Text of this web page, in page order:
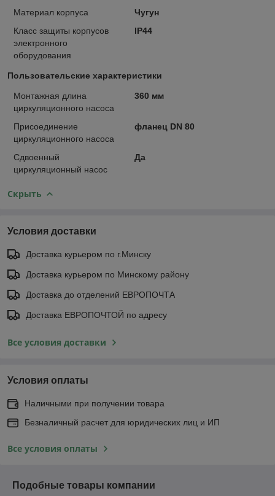
Материал корпуса
Чугун
Класс защиты корпусов
электронного
оборудования
IP44
Пользовательские характеристики
Монтажная длина
циркуляционного насоса
360 мм
Присоединение
циркуляционного насоса
фланец DN 80
Сдвоенный
циркуляционный насос
Да
Скрыть
Условия доставки
Доставка курьером по г.Минску
Доставка курьером по Минскому району
Доставка до отделений ЕВРОПОЧТА
Доставка ЕВРОПОЧТОЙ по адресу
Все условия доставки
Условия оплаты
Наличными при получении товара
Безналичный расчет для юридических лиц и ИП
Все условия оплаты
Подобные товары компании